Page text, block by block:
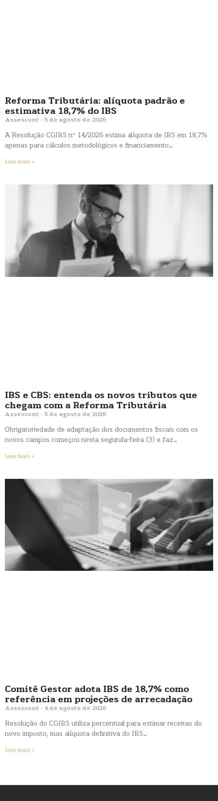
Reforma Tributária: alíquota padrão e
estimativa 18,7% do IBS
Assescont 5 de agosto de 2026
A Resolução CGIBS nº 14/2026 estima alíquota de IBS em 18,7%
apenas para cálculos metodológicos e financiamento…
Leia mais »
IBS e CBS: entenda os novos tributos que
chegam com a Reforma Tributária
Assescont 5 de agosto de 2026
Obrigatoriedade de adaptação dos documentos fiscais com os
novos campos começou nesta segunda-feira (3) e faz…
Leia mais »
Comitê Gestor adota IBS de 18,7% como
referência em projeções de arrecadação
Assescont 4 de agosto de 2026
Resolução do CGIBS utiliza percentual para estimar receitas do
novo imposto, mas alíquota definitiva do IBS…
Leia mais »